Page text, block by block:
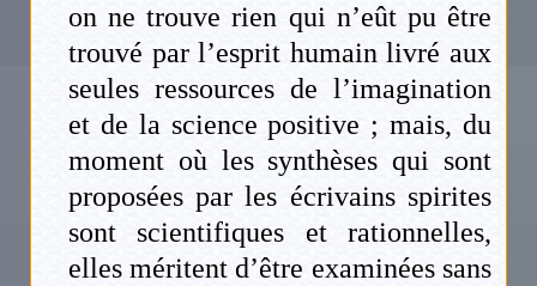
on ne trouve rien qui n’eût pu être
trouvé par l’esprit humain livré aux
seules ressources de l’imagination
et de la science positive ; mais, du
moment où les synthèses qui sont
proposées par les écrivains spirites
sont scientifiques et rationnelles,
elles méritent d’être examinées sans